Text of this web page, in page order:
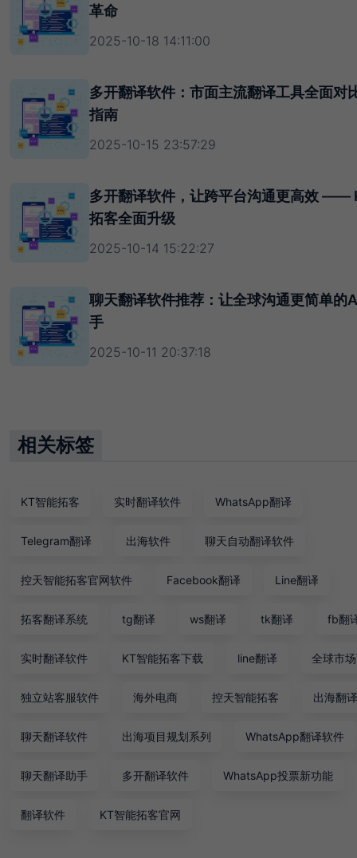
革命
2025-10-18 14:11:00
多开翻译软件：市面主流翻译工具全面对
指南
2025-10-15 23:57:29
多开翻译软件，让跨平台沟通更高效 ——
拓客全面升级
2025-10-14 15:22:27
聊天翻译软件推荐：让全球沟通更简单的
手
2025-10-11 20:37:18
相关标签
KT智能拓客 实时翻译软件 WhatsApp翻译
Telegram翻译 出海软件 聊天自动翻译软件
控天智能拓客官网软件 Facebook翻译 Line翻译
拓客翻译系统 tg翻译 ws翻译 tk翻译 fb翻
实时翻译软件 KT智能拓客下载 line翻译 全球市
独立站客服软件 海外电商 控天智能拓客 出海翻
聊天翻译软件 出海项目规划系列 WhatsApp翻译软件
聊天翻译助手 多开翻译软件 WhatsApp投票新功能
翻译软件 KT智能拓客官网